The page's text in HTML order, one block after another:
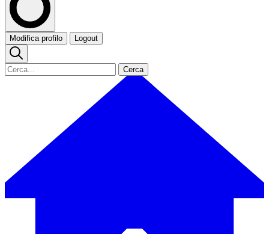
Modifica profilo Logout
Cerca